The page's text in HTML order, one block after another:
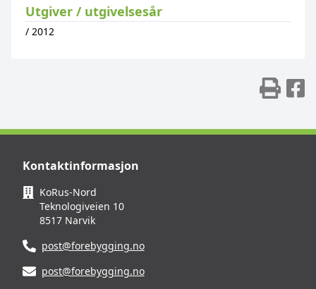
Utgiver / utgivelsesår
/ 2012
Kontaktinformasjon
KoRus-Nord
Teknologiveien 10
8517 Narvik
post@forebygging.no
post@forebygging.no